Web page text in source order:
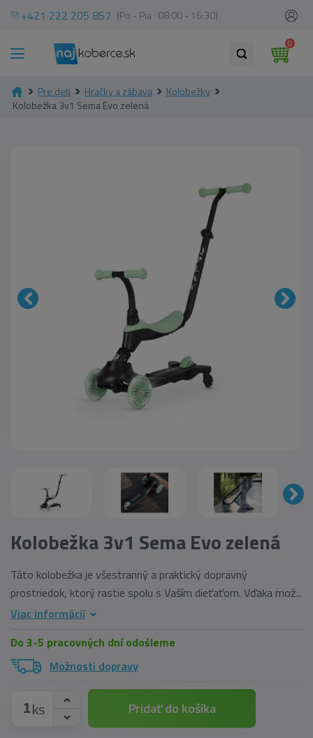
+421 222 205 857 (Po - Pia 08:00 - 16:30)
0
Pre deti Hračky a zábava
Kolobežky
Kolobežka 3v1 Sema Evo zelená
Kolobežka 3v1 Sema Evo zelená
Táto kolobežka je všestranný a praktický dopravný
prostriedok, ktorý rastie spolu s Vaším dieťaťom. Vďaka mož...
Viac informácií
Do 3-5 pracovných dní odošleme
Možnosti dopravy
ks Pridať do košíka